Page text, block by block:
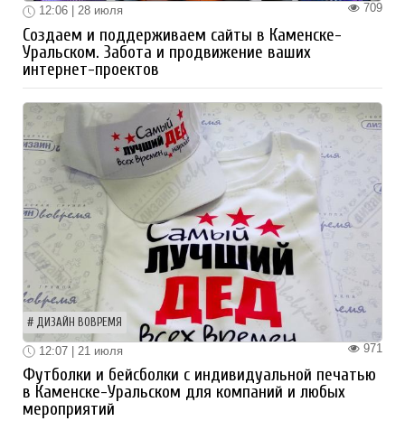
709
12:06 | 28 июля
Создаем и поддерживаем сайты в Каменске-
Уральском. Забота и продвижение ваших
интернет-проектов
ДИЗАЙН ВОВРЕМЯ
971
12:07 | 21 июля
Футболки и бейсболки с индивидуальной печатью
в Каменске-Уральском для компаний и любых
мероприятий